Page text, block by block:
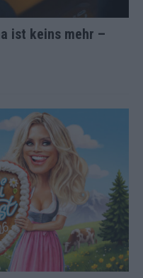
ist keins mehr –